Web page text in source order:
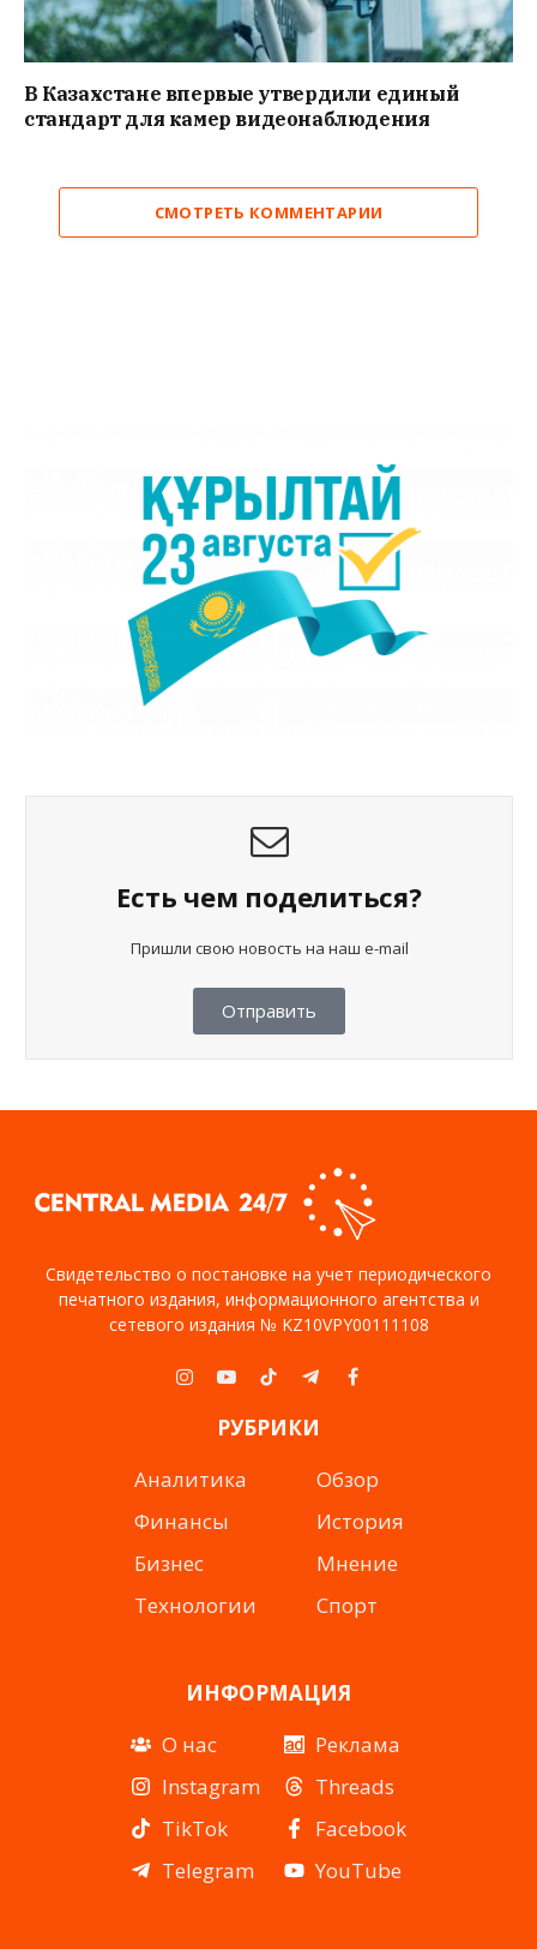
В Казахстане впервые утвердили единый
стандарт для камер видеонаблюдения
СМОТРЕТЬ КОММЕНТАРИИ
Есть чем поделиться?
Пришли свою новость на наш e-mail
Отправить
Свидетельство о постановке на учет периодического
печатного издания, информационного агентства и
сетевого издания № KZ10VPY00111108
Instagram
YouTubeTikTokTelegramFacebook
РУБРИКИ
Аналитика
Финансы
Бизнес
Технологии
Обзор
История
Мнение
Спорт
ИНФОРМАЦИЯ
О нас
Instagram
TikTok
Telegram
Реклама
Threads
Facebook
YouTube